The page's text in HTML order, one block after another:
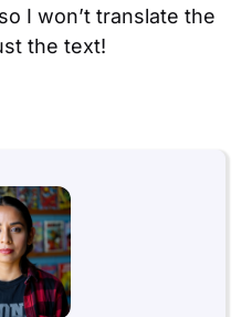
I won’t translate the
the text!